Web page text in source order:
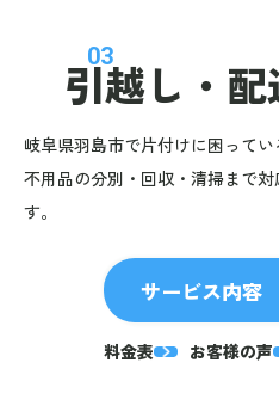
03
引越し・
岐阜県羽島市で片付けに困って
不用品の分別・回収・清掃まで
す。
サービス内容
料金表 お客様の声